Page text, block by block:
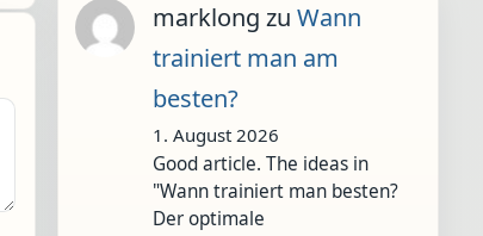
marklong zu Wann
trainiert man am
besten?
1. August 2026
Good article. The ideas in
"Wann trainiert man besten?
Der optimale